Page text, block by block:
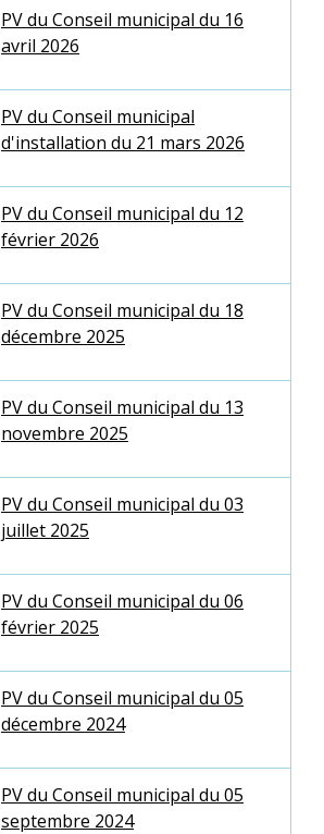
PV du Conseil municipal du 16
avril 2026
PV du Conseil municipal
d'installation du 21 mars 2026
PV du Conseil municipal du 12
février 2026
PV du Conseil municipal du 18
décembre 2025
PV du Conseil municipal du 13
novembre 2025
PV du Conseil municipal du 03
juillet 2025
PV du Conseil municipal du 06
février 2025
PV du Conseil municipal du 05
décembre 2024
PV du Conseil municipal du 05
septembre 2024